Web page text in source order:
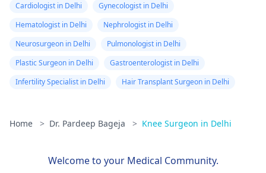
Cardiologist in Delhi
Gynecologist in Delhi
Hematologist in Delhi
Nephrologist in Delhi
Neurosurgeon in Delhi
Pulmonologist in Delhi
Plastic Surgeon in Delhi
Gastroenterologist in Delhi
Infertility Specialist in Delhi
Hair Transplant Surgeon in Delhi
Home > Dr. Pardeep Bageja > Knee Surgeon in Delhi
Welcome to your Medical Community.